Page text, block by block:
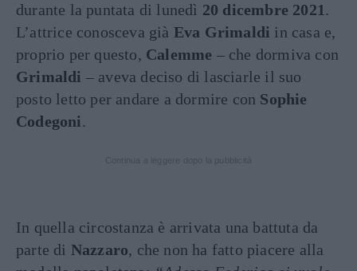
durante la puntata di lunedì 20 dicembre 2021.
L’attrice conosceva già Eva Grimaldi in casa e,
proprio per questo, Calemme – che dormiva con
Grimaldi – aveva deciso di lasciarle il suo
posto letto per andare a dormire con Sophie
Codegoni.
In quella circostanza è arrivata una battuta da
parte di Nazzaro, che non ha fatto piacere alla